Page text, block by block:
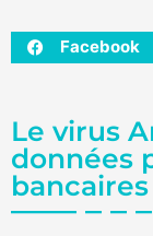
Facebook
Le virus
données
bancaires